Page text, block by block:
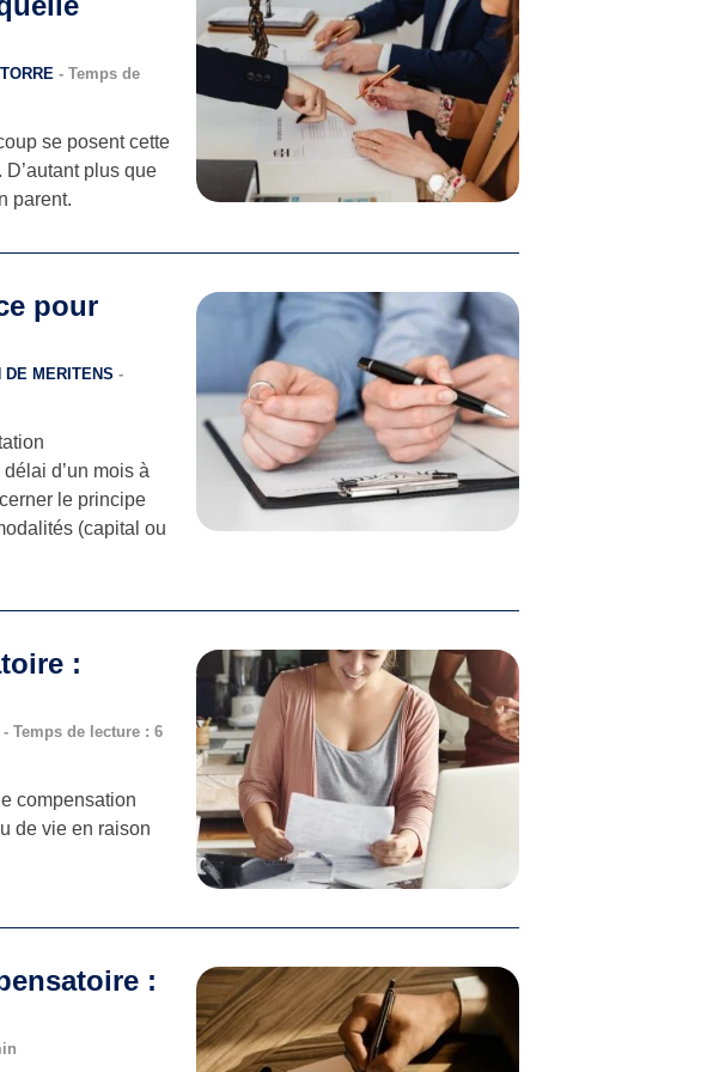
- Temps de
se posent cette
plus que
parent.
pour
MERITENS -
d’un mois à
le principe
(capital ou
:
- Temps de lecture : 6
compensation
de vie en raison
: